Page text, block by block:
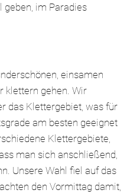
geben, im Paradies
einsamen
klettern gehen. Wir
das Klettergebiet, was für
am besten geeignet
Klettergebiete,
man sich anschließend,
Unsere Wahl fiel auf das
den Vormittag damit,